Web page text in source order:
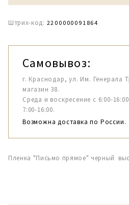
Штрих-код: 2200000091864
Самовывоз:
г. Краснодар, ул. Им. Генерала
магазин 38.
Среда и воскресение с 6:00-
7:00-16:00.
Возможна доставка по России.
Пленка "Письмо прямое" черный